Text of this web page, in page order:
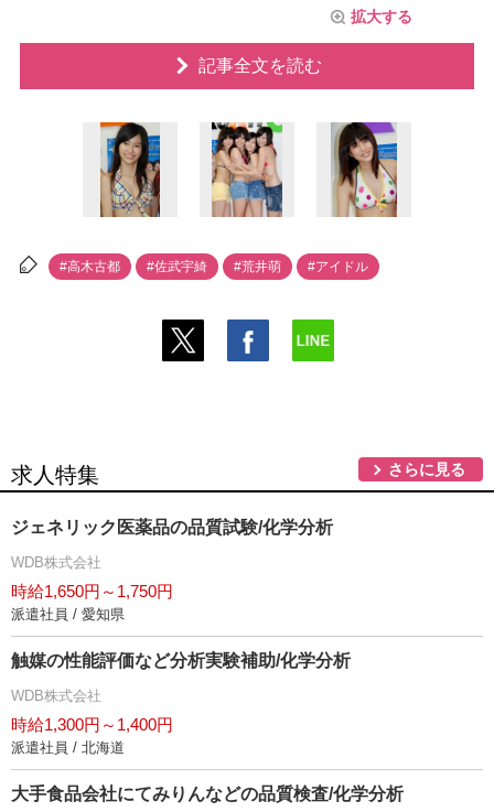
拡大する
記事全文を読む
#高木古都 #佐武宇綺 #荒井萌 #アイドル
求人特集 さらに見る
ジェネリック医薬品の品質試験/化学分析
WDB株式会社
時給1,650円～1,750円
派遣社員 / 愛知県
触媒の性能評価など分析実験補助/化学分析
WDB株式会社
時給1,300円～1,400円
派遣社員 / 北海道
大手食品会社にてみりんなどの品質検査/化学分析